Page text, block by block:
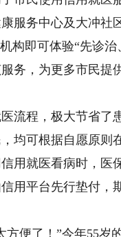
务中心及大冲社
构即可体验“先诊
务，为更多市民提
程，极大节省了患
可根据自愿原则
用就医看病时，医
用平台先行垫付，
便了！”今年55岁